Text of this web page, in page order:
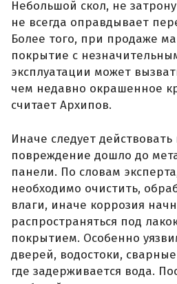
Небольшой скол, не
не всегда оправдывает
Более того, при продаже
покрытие с
эксплуатации может
чем недавно окрашенное
считает Архипов.
Иначе следует действовать
повреждение дошло до
панели. По словам
необходимо очистить,
влаги, иначе коррозия
распространяться под
покрытием. Особенно
дверей, водостоки,
где задерживается вода.